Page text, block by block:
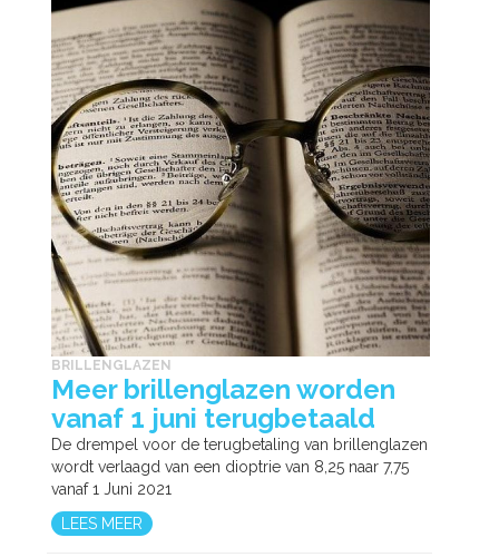
BRILLENGLAZEN
Meer brillenglazen worden
vanaf 1 juni terugbetaald
De drempel voor de terugbetaling van brillenglazen
wordt verlaagd van een dioptrie van 8,25 naar 7,75
vanaf 1 Juni 2021
LEES MEER